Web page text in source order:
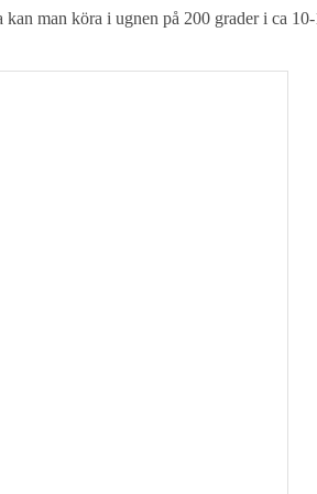
man köra i ugnen på 200 grader i ca